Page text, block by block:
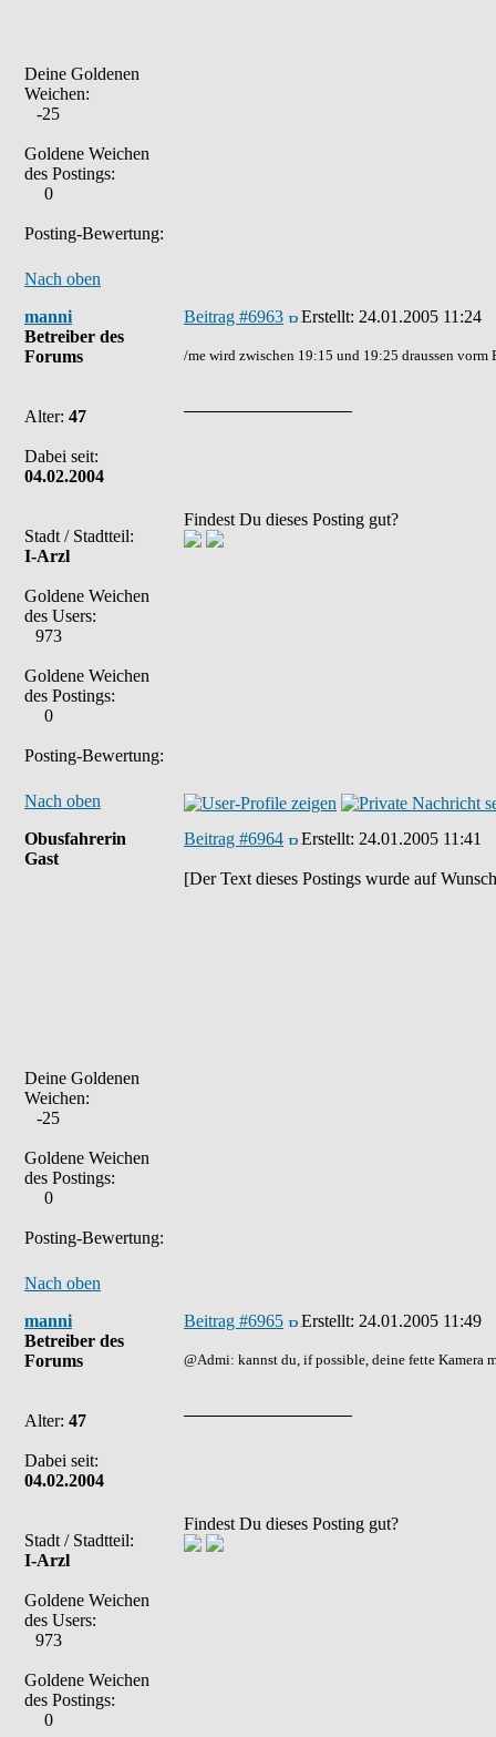
Deine Goldenen
Weichen:
-25
Goldene Weichen
des Postings:
0
Posting-Bewertung:
Nach oben
manni
Betreiber des
Forums
Alter: 47
Dabei seit:
04.02.2004
Stadt / Stadtteil:
I-Arzl
Goldene Weichen
des Users:
973
Goldene Weichen
des Postings:
0
Posting-Bewertung:
Beitrag #6963 Erstellt: 24.01.2005 11:24
/me wird zwischen 19:15 und 19:25 draussen vorm
Findest Du dieses Posting gut?
Nach oben
Obusfahrerin
Gast
Deine Goldenen
Weichen:
-25
Goldene Weichen
des Postings:
0
Posting-Bewertung:
Beitrag #6964 Erstellt: 24.01.2005 11:41
[Der Text dieses Postings wurde auf
Nach oben
manni
Betreiber des
Forums
Alter: 47
Dabei seit:
04.02.2004
Stadt / Stadtteil:
I-Arzl
Goldene Weichen
des Users:
973
Goldene Weichen
des Postings:
0
Beitrag #6965 Erstellt: 24.01.2005 11:49
@Admi: kannst du, if possible, deine fette Kamera
Findest Du dieses Posting gut?